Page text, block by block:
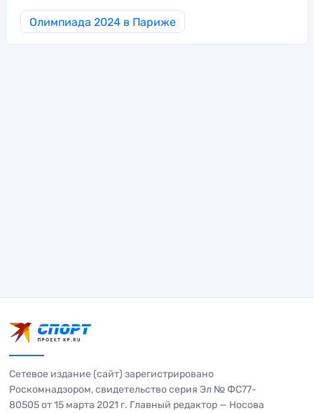
Олимпиада 2024 в Париже
Сетевое издание (сайт) зарегистрировано
Роскомнадзором, свидетельство серия Эл № ФС77-
80505 от 15 марта 2021 г. Главный редактор — Носова